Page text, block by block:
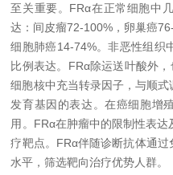
至关重要。FRα在正常细胞中
达：间皮瘤72-100%，卵巢癌
细胞肺癌14-74%。非恶性组织
比例表达。FRα除运送叶酸外
细胞核中充当转录因子，与顺
发育基因的表达。在癌细胞增
用。FRα在肿瘤中的限制性表
疗靶点。FRα伴随诊断抗体通
水平，筛选靶向治疗优势人群。